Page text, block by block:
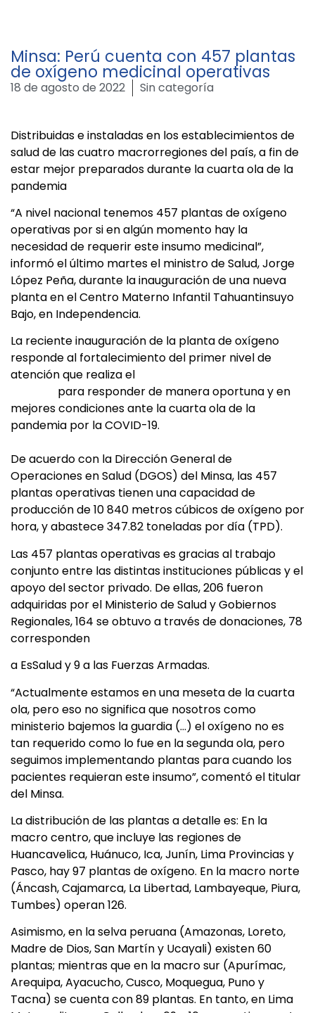
Minsa: Perú cuenta con 457 plantas
de oxígeno medicinal operativas
18 de agosto de 2022 Sin categoría
Distribuidas e instaladas en los establecimientos de
salud de las cuatro macrorregiones del país, a fin de
estar mejor preparados durante la cuarta ola de la
pandemia
“A nivel nacional tenemos 457 plantas de oxígeno
operativas por si en algún momento hay la
necesidad de requerir este insumo medicinal”,
informó el último martes el ministro de Salud, Jorge
López Peña, durante la inauguración de una nueva
planta en el Centro Materno Infantil Tahuantinsuyo
Bajo, en Independencia.
La reciente inauguración de la planta de oxígeno
responde al fortalecimiento del primer nivel de
atención que realiza el
para responder de manera oportuna y en
mejores condiciones ante la cuarta ola de la
pandemia por la COVID-19.
De acuerdo con la Dirección General de
Operaciones en Salud (DGOS) del Minsa, las 457
plantas operativas tienen una capacidad de
producción de 10 840 metros cúbicos de oxígeno por
hora, y abastece 347.82 toneladas por día (TPD).
Las 457 plantas operativas es gracias al trabajo
conjunto entre las distintas instituciones públicas y el
apoyo del sector privado. De ellas, 206 fueron
adquiridas por el Ministerio de Salud y Gobiernos
Regionales, 164 se obtuvo a través de donaciones, 78
corresponden
a EsSalud y 9 a las Fuerzas Armadas.
“Actualmente estamos en una meseta de la cuarta
ola, pero eso no significa que nosotros como
ministerio bajemos la guardia (…) el oxígeno no es
tan requerido como lo fue en la segunda ola, pero
seguimos implementando plantas para cuando los
pacientes requieran este insumo”, comentó el titular
del Minsa.
La distribución de las plantas a detalle es: En la
macro centro, que incluye las regiones de
Huancavelica, Huánuco, Ica, Junín, Lima Provincias y
Pasco, hay 97 plantas de oxígeno. En la macro norte
(Áncash, Cajamarca, La Libertad, Lambayeque, Piura,
Tumbes) operan 126.
Asimismo, en la selva peruana (Amazonas, Loreto,
Madre de Dios, San Martín y Ucayali) existen 60
plantas; mientras que en la macro sur (Apurímac,
Arequipa, Ayacucho, Cusco, Moquegua, Puno y
Tacna) se cuenta con 89 plantas. En tanto, en Lima